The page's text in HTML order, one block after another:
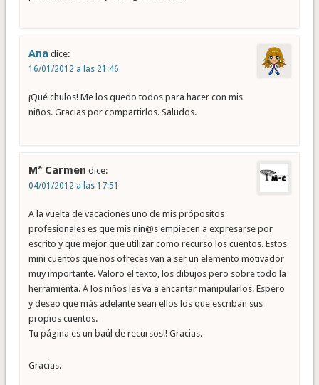
Ana dice:
16/01/2012 a las 21:46
¡Qué chulos! Me los quedo todos para hacer con mis
niños. Gracias por compartirlos. Saludos.
Mª Carmen dice:
04/01/2012 a las 17:51
A la vuelta de vacaciones uno de mis própositos
profesionales es que mis niñ@s empiecen a expresarse por
escrito y que mejor que utilizar como recurso los cuentos. Estos
mini cuentos que nos ofreces van a ser un elemento motivador
muy importante. Valoro el texto, los dibujos pero sobre todo la
herramienta. A los niños les va a encantar manipularlos. Espero
y deseo que más adelante sean ellos los que escriban sus
propios cuentos.
Tu página es un baúl de recursos!! Gracias.
Gracias.